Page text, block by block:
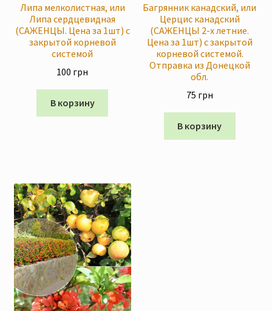
Липа мелколистная, или
Липа сердцевидная
(САЖЕНЦЫ. Цена за 1шт) с
закрытой корневой
системой
100 грн
В корзину
Багрянник канадский, или
Церцис канадский
(САЖЕНЦЫ 2-х летние.
Цена за 1шт) с закрытой
корневой системой.
Отправка из Донецкой
обл.
75 грн
В корзину